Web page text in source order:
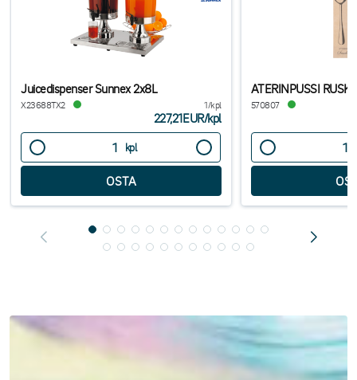
Juicedispenser Sunnex 2x8L
X23688TX2 1/kpl
227,21EUR/kpl
kpl
ATERINPUSSI
570807